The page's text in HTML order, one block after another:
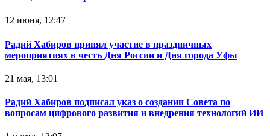
12 июня, 12:47
Радий Хабиров принял участие в праздничных
мероприятиях в честь Дня России и Дня города Уфы
21 мая, 13:01
Радий Хабиров подписал указ о создании Совета по
вопросам цифрового развития и внедрения технологий ИИ